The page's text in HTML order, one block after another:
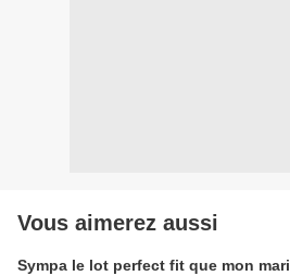
Vous aimerez aussi
Sympa le lot perfect fit que mon mari